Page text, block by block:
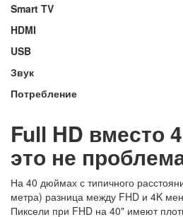
Smart TV
HDMI
USB
Звук
Потребление
Full HD вместо
это не
На 40 дюймах с типичного
метра) разница между FHD и 4K
Пиксели при FHD на 40" имеют